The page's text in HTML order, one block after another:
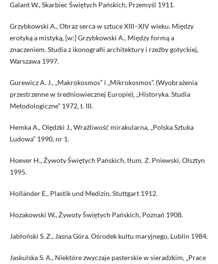
Galant W., Skarbiec Świętych Pańskich, Przemyśl 1911.
Grzybkowski A., Obraz serca w sztuce XIII–XIV wieku. Między
erotyką a mistyką, [w:] Grzybkowski A., Między formą a
znaczeniem. Studia z ikonografii architektury i rzeźby gotyckiej,
Warszawa 1997.
Gurewicz A. J., „Makrokosmos” i „Mikrokosmos”. (Wyobrażenia
przestrzenne w średniowiecznej Europie), „Historyka. Studia
Metodologiczne” 1972, t. III.
Hemka A., Olędzki J., Wrażliwość mirakularna, „Polska Sztuka
Ludowa” 1990, nr 1.
Hoever H., Żywoty Świętych Pańskich, tłum. Z. Pniewski, Olsztyn
1995.
Holländer E., Plastik und Medizin, Stuttgart 1912.
Hozakowski W., Żywoty Świętych Pańskich, Poznań 1908.
Jabłoński S. Z., Jasna Góra. Ośrodek kultu maryjnego, Lublin 1984.
Jaskulska S. A., Niektóre zwyczaje pasterskie w sieradzkim, „Prace